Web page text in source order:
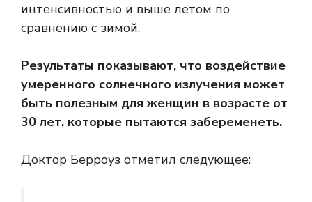
интенсивностью и выше летом по
сравнению с зимой.
Результаты показывают, что воздействие
умеренного солнечного излучения может
быть полезным для женщин в возрасте от
30 лет, которые пытаются забеременеть.
Доктор Берроуз отметил следующее: